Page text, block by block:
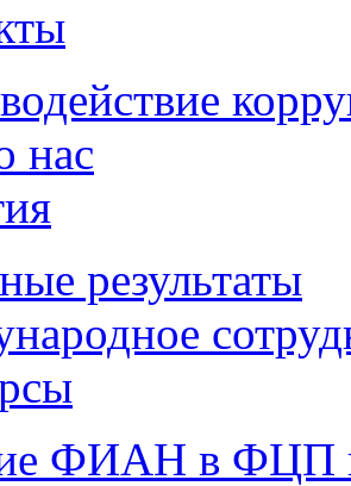
нас
результаты
ФИАН в ФЦП